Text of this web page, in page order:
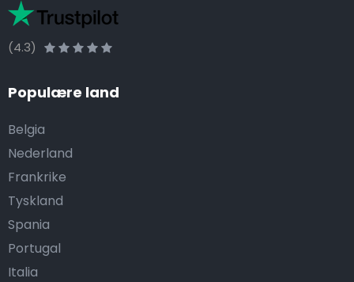
(4.3)
Populære land
Belgia
Nederland
Frankrike
Tyskland
Spania
Portugal
Italia